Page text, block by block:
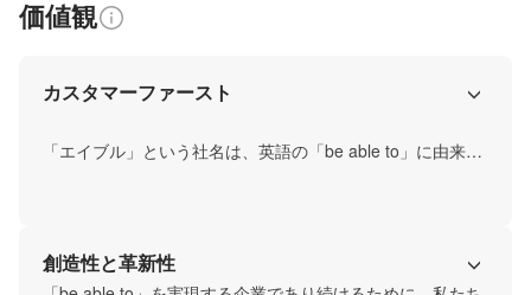
価値観
カスタマーファースト
「エイブル」という社名は、英語の「be able to」に由来し
す。社是に「お客様を泣かせない」を掲げる企業として、
創造性と革新性